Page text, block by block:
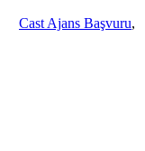
Cast Ajans Başvuru,